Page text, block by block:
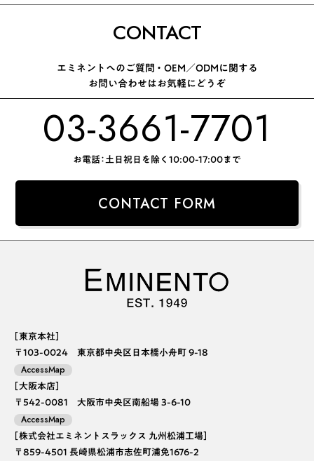
［東京本社］
〒103-0024 東京都中央区日本橋小舟町 9-18
AccessMap
［大阪本店］
〒542-0081 大阪市中央区南船場 3-6-10
AccessMap
［株式会社エミネントスラックス 九州松浦工場］
〒859-4501 長崎県松浦市志佐町浦免1676-2
CONTACT
エミネントへのご質問 ・ OEM／ODMに関する
お問い合わせはお気軽にどうぞ
03-3661-7701
お電話：土日祝日を除く10:00-17:00まで
CONTACT FORM